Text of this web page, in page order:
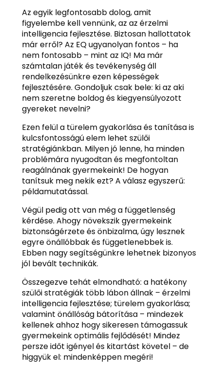
Az egyik legfontosabb dolog, amit
figyelembe kell vennünk, az az érzelmi
intelligencia fejlesztése. Biztosan hallottatok
már erről? Az EQ ugyanolyan fontos – ha
nem fontosabb – mint az IQ! Ma már
számtalan játék és tevékenység áll
rendelkezésünkre ezen képességek
fejlesztésére. Gondoljuk csak bele: ki az aki
nem szeretne boldog és kiegyensúlyozott
gyereket nevelni?
Ezen felül a türelem gyakorlása és tanítása is
kulcsfontosságú elem lehet szülői
stratégiánkban. Milyen jó lenne, ha minden
problémára nyugodtan és megfontoltan
reagálnának gyermekeink! De hogyan
tanítsuk meg nekik ezt? A válasz egyszerű:
példamutatással.
Végül pedig ott van még a függetlenség
kérdése. Ahogy növekszik gyermekeink
biztonságérzete és önbizalma, úgy lesznek
egyre önállóbbak és függetlenebbek is.
Ebben nagy segítségünkre lehetnek bizonyos
jól bevált technikák.
Összegezve tehát elmondható: a hatékony
szülői stratégiák több lábon állnak – érzelmi
intelligencia fejlesztése; türelem gyakorlása;
valamint önállóság bátorítása – mindezek
kellenek ahhoz hogy sikeresen támogassuk
gyermekeink optimális fejlődését! Mindez
persze időt igényel és kitartást követel – de
higgyük el: mindenképpen megéri!